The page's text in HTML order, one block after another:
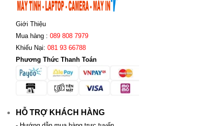
Giới Thiệu
Mua hàng : 089 808 7979
Khiếu Nại: 081 93 66788
Phương Thức Thanh Toán
HỖ TRỢ KHÁCH HÀNG